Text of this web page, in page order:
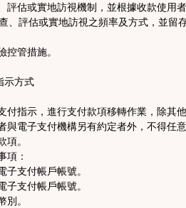
評估或實地訪視機制，並根據收款使用
、評估或實地訪視之頻率及方式，並留
控管措施。
方式
付指示，進行支付款項移轉作業，除其
與電子支付機構另有約定者外，不得任
項。
項：
子支付帳戶帳號。
子支付帳戶帳號。
別。